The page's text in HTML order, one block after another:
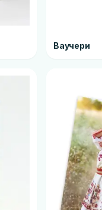
Ваучери